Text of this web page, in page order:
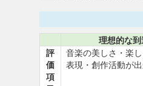
理想的な
評
価
項
音楽の美しさ・楽
表現・創作活動が出